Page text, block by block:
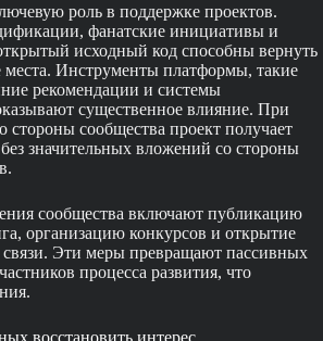
роль в поддержке проектов.
фанатские инициативы и
исходный код способны вернуть
Инструменты платформы, такие
рекомендации и системы
существенное влияние. При
стороны сообщества проект получает
значительных вложений со стороны
сообщества включают публикацию
организацию конкурсов и открытие
связи. Эти меры превращают пассивных
процесса развития, что
восстановить интерес